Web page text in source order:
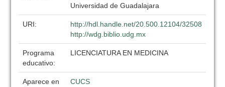
Universidad de Guadalajara
URI:
http://hdl.handle.net/20.500.12104/32508
http://wdg.biblio.udg.mx
Programa
educativo:
LICENCIATURA EN MEDICINA
Aparece en
CUCS